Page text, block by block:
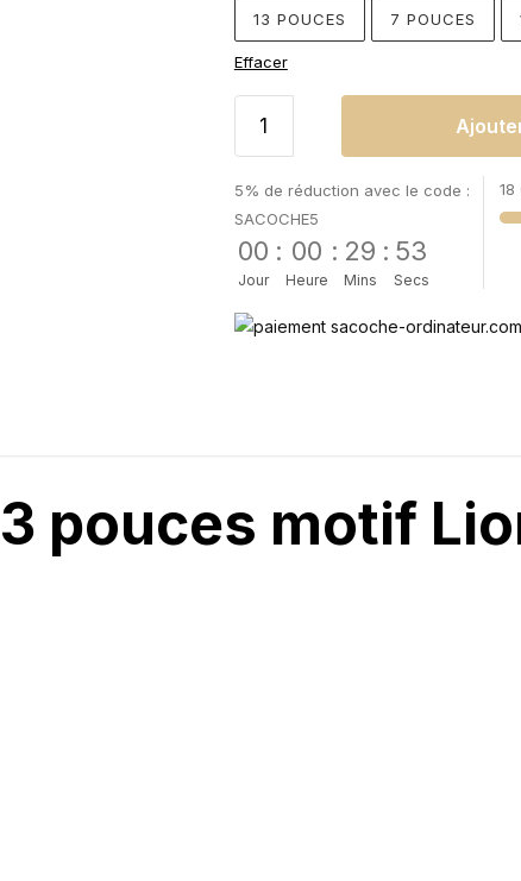
13 POUCES 7 POUCES
Effacer
5% de réduction avec le code :
SACOCHE5
00
Jour
: 00
Heure
: 29
Mins
: 52
Secs
pouces motif